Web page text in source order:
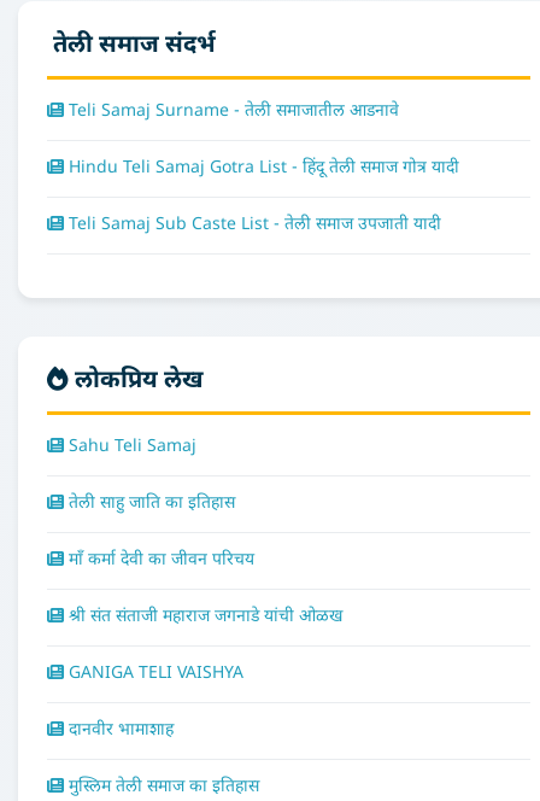
तेली समाज संदर्भ
Teli Samaj Surname - तेली समाजातील आडनावे
Hindu Teli Samaj Gotra List - हिंदू तेली समाज गोत्र यादी
Teli Samaj Sub Caste List - तेली समाज उपजाती यादी
लोकप्रिय लेख
Sahu Teli Samaj
तेली साहु जाति का इतिहास
माँ कर्मा देवी का जीवन परिचय
श्री संत संताजी महाराज जगनाडे यांची ओळख
GANIGA TELI VAISHYA
दानवीर भामाशाह
मुस्लिम तेली समाज का इतिहास